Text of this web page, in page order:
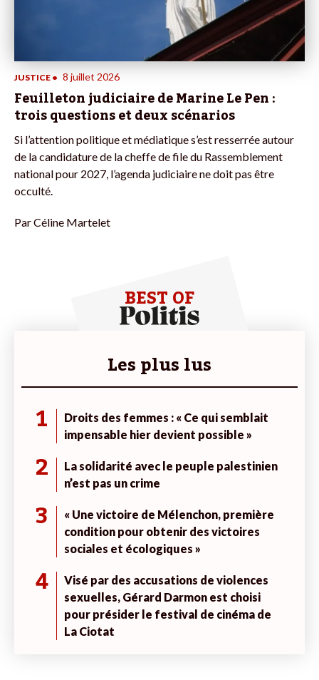
JUSTICE • 8 juillet 2026
Feuilleton judiciaire de Marine Le Pen :
trois questions et deux scénarios
Si l’attention politique et médiatique s’est resserrée autour
de la candidature de la cheffe de file du Rassemblement
national pour 2027, l’agenda judiciaire ne doit pas être
occulté.
ParCéline Martelet
BEST OF
Les plus lus
1
Droits des femmes : « Ce qui semblait
impensable hier devient possible »
2
La solidarité avec le peuple palestinien
n’est pas un crime
3
« Une victoire de Mélenchon, première
condition pour obtenir des victoires
sociales et écologiques »
4
Visé par des accusations de violences
sexuelles, Gérard Darmon est choisi
pour présider le festival de cinéma de
La Ciotat